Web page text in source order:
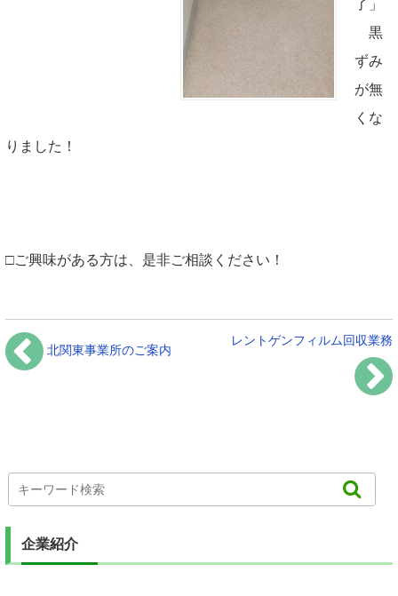
了」
黒
ずみ
が無
くな
りました！
□ご興味がある方は、是非ご相談ください！
北関東事業所のご案内
レントゲンフィルム回収業務
企業紹介